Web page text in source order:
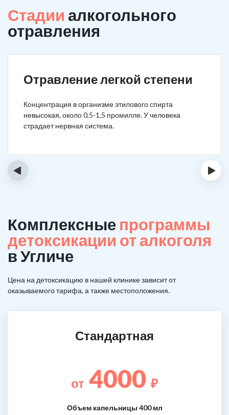
Стадии алкогольного
отравления
Отравление легкой степени
Концентрация в организме этилового спирта
невысокая, около 0,5-1,5 промилле. У человека
страдает нервная система.
‹ ›
Комплексные программы
детоксикации от алкоголя
в Угличе
Цена на детоксикацию в нашей клинике зависит от
оказываемого тарифа, а также местоположения.
Стандартная
от 4000 ₽
Объем капельницы 400 мл